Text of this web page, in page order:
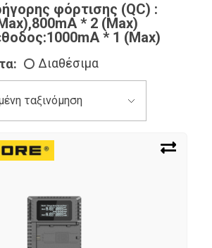
φόρτισης (QC) :
* 2 (Max)
* 1 (Max)
Διαθέσιμα